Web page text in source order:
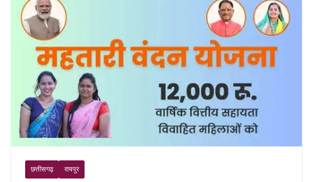
छत्तीसगढ़ रायपुर